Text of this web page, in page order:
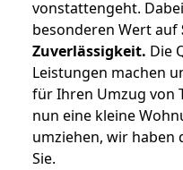
vonstattengeht.
besonderen Wert auf
Zuverlässigkeit. Die
Leistungen machen
für Ihren Umzug von
nun eine kleine
umziehen, wir haben
Sie.